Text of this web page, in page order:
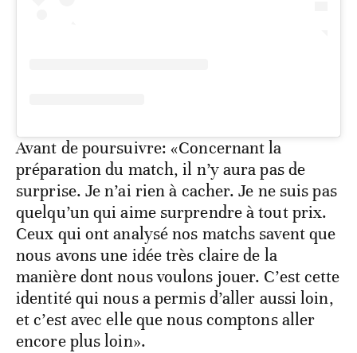
Avant de poursuivre: «Concernant la
préparation du match, il n’y aura pas de
surprise. Je n’ai rien à cacher. Je ne suis pas
quelqu’un qui aime surprendre à tout prix.
Ceux qui ont analysé nos matchs savent que
nous avons une idée très claire de la
manière dont nous voulons jouer. C’est cette
identité qui nous a permis d’aller aussi loin,
et c’est avec elle que nous comptons aller
encore plus loin».